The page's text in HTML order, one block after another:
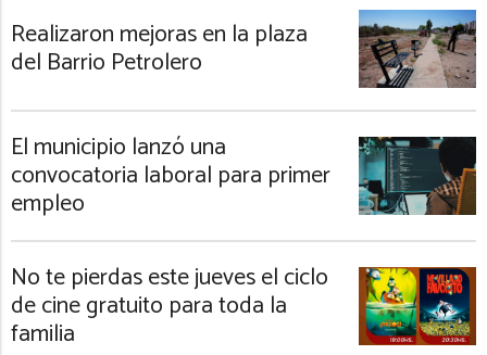
Realizaron mejoras en la plaza
del Barrio Petrolero
El municipio lanzó una
convocatoria laboral para primer
empleo
No te pierdas este jueves el ciclo
de cine gratuito para toda la
familia